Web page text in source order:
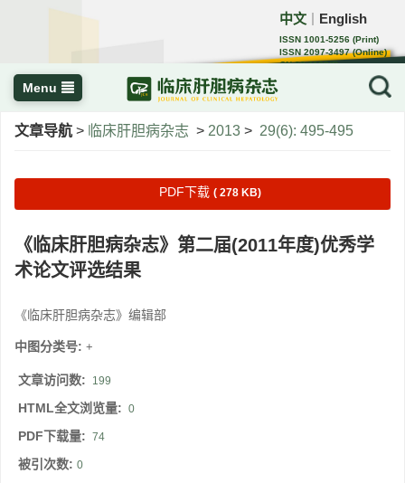
中文 English
ISSN 1001-5256 (Print)
ISSN 2097-3497 (Online)
CN 22-1108/R
Menu
文章导航 > 临床肝胆病杂志 > 2013 > 29(6): 495-495
PDF下载 ( 278 KB)
《临床肝胆病杂志》第二届(2011年度)优秀学
术论文评选结果
《临床肝胆病杂志》编辑部
中图分类号: +
文章访问数: 199
HTML全文浏览量: 0
PDF下载量: 74
被引次数: 0